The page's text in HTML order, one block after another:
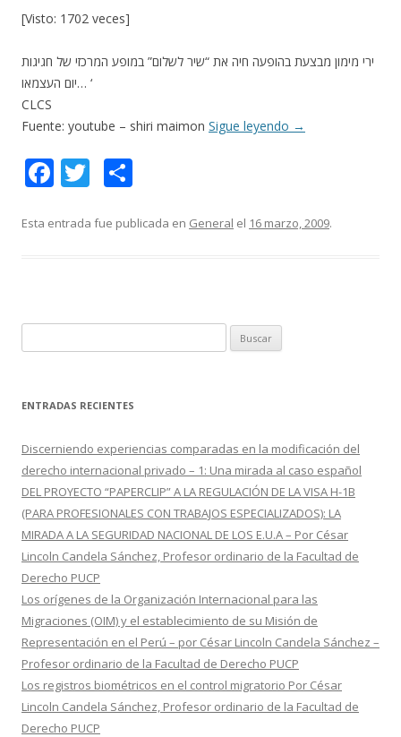
[Visto: 1702 veces]
ירי מימון מבצעת בהופעה חיה את “שיר לשלום” במופע המרכזי של חגיגות
יום העצמאו… ‘
CLCS
Fuente: youtube – shiri maimon Sigue leyendo →
F
e
o
k
T
itt m
ti
r
Esta entrada fue publicada en General el 16 marzo, 2009.
u
c
r
ENTRADAS RECIENTES
Discerniendo experiencias comparadas en la modificación del
derecho internacional privado – 1: Una mirada al caso español
DEL PROYECTO “PAPERCLIP” A LA REGULACIÓN DE LA VISA H-1B
(PARA PROFESIONALES CON TRABAJOS ESPECIALIZADOS): LA
MIRADA A LA SEGURIDAD NACIONAL DE LOS E.U.A – Por César
Lincoln Candela Sánchez, Profesor ordinario de la Facultad de
Derecho PUCP
Los orígenes de la Organización Internacional para las
Migraciones (OIM) y el establecimiento de su Misión de
Representación en el Perú – por César Lincoln Candela Sánchez –
Profesor ordinario de la Facultad de Derecho PUCP
Los registros biométricos en el control migratorio Por César
Lincoln Candela Sánchez, Profesor ordinario de la Facultad de
Derecho PUCP